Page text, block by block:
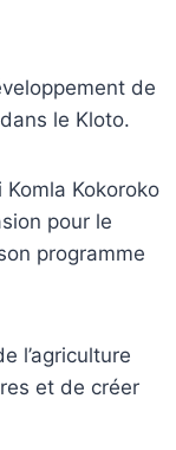
de
le Kloto.
Kokoroko
pour le
programme
l’agriculture
et de créer